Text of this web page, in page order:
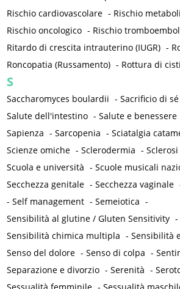
Rischio cardiovascolare - Rischio
Rischio oncologico - Rischio
Ritardo di crescita intrauterino (IUGR) -
Roncopatia (Russamento) - Rottura di
S
Saccharomyces boulardii -Sacrificio di sé
Salute dell'intestino -Salute e benessere
Sapienza -Sarcopenia -Sciatalgia
Scienze omiche -Sclerodermia -
Scuola e università -Scuole musicali
Secchezza genitale -Secchezza vaginale
-Self management -Semeiotica -
Sensibilità al glutine / Gluten Sensitivity -
Sensibilità chimica multipla -Sensibilità
Senso del dolore -Senso di colpa -
Separazione e divorzio -Serenità -